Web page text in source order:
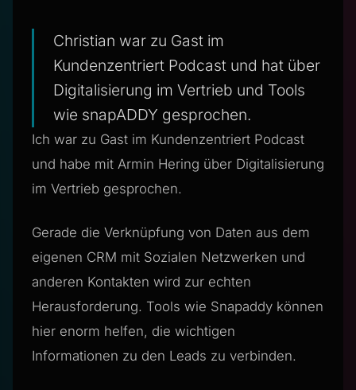
Christian war zu Gast im
Kundenzentriert Podcast und hat über
Digitalisierung im Vertrieb und Tools
wie snapADDY gesprochen.
Ich war zu Gast im Kundenzentriert Podcast
und habe mit Armin Hering über Digitalisierung
im Vertrieb gesprochen.
Gerade die Verknüpfung von Daten aus dem
eigenen CRM mit Sozialen Netzwerken und
anderen Kontakten wird zur echten
Herausforderung. Tools wie Snapaddy können
hier enorm helfen, die wichtigen
Informationen zu den Leads zu verbinden.